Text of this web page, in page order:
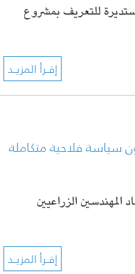
للتعريف بمشروع
سياسة فلاحية متكاملة
للمؤتمر العام لاتحاد المهندسين الزراعيين